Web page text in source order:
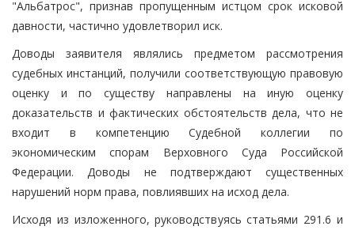
"Альбатрос", признав пропущенным истцом срок исковой
давности, частично удовлетворил иск.
Доводы заявителя являлись предметом рассмотрения
судебных инстанций, получили соответствующую правовую
оценку и по существу направлены на иную оценку
доказательств и фактических обстоятельств дела, что не
входит в компетенцию Судебной коллегии по
экономическим спорам Верховного Суда Российской
Федерации. Доводы не подтверждают существенных
нарушений норм права, повлиявших на исход дела.
Исходя из изложенного, руководствуясь статьями 291.6 и